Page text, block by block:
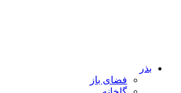
بذر
فضای باز